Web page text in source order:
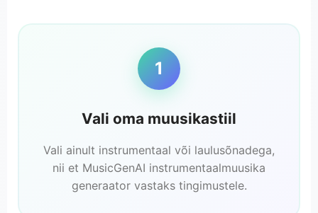
1
Vali oma muusikastiil
Vali ainult instrumentaal või laulusõnadega,
nii et MusicGenAI instrumentaalmuusika
generaator vastaks tingimustele.